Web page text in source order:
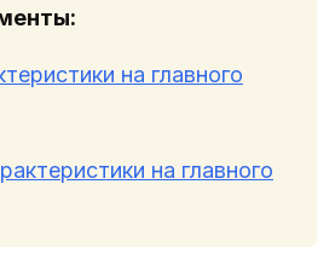
на главного
на главного